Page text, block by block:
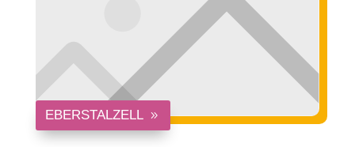
EBERSTALZELL